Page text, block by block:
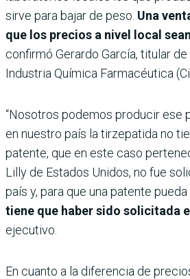
sirve para bajar de peso. Una
que los precios a nivel local
confirmó Gerardo García, titular de
Industria Química Farmacéutica
“Nosotros podemos producir ese
en nuestro país la tirzepatida no
patente, que en este caso
Lilly de Estados Unidos, no fue
país y, para que una patente pueda
tiene que haber sido solicitada
ejecutivo.
En cuanto a la diferencia de